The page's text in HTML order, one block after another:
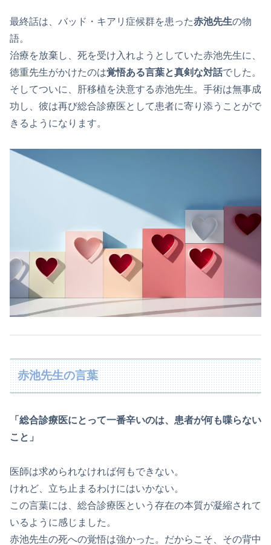
最終話は、バッド・キアリ症候群を患った赤池先生の物
語。
治療を放棄し、死を受け入れようとしていた赤池先生に、
徳重先生がかけたのは覚悟ある言葉と真剣な対話でした。
そしてついに、肝移植を決意する赤池先生。手術は無事成
功し、彼は再び総合診療医として患者に寄り添うことがで
きるようになります。
赤池先生の言葉
「総合診療医にとって一番辛いのは、患者が何も喋らない
こと」
医師は求められなければ何もできない。
けれど、立ち止まるわけにはいかない。
この言葉には、総合診療医という存在の本質が凝縮されて
いるように感じました。
赤池先生の死への覚悟は強かった。だからこそ、その背中